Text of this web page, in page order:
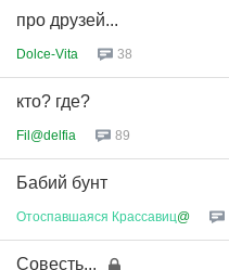
про друзей...
Dolce-Vita 38
кто? где?
Fil@delfia 89
Бабий бунт
Отоспавшаяся Крассавиц@
Совесть...